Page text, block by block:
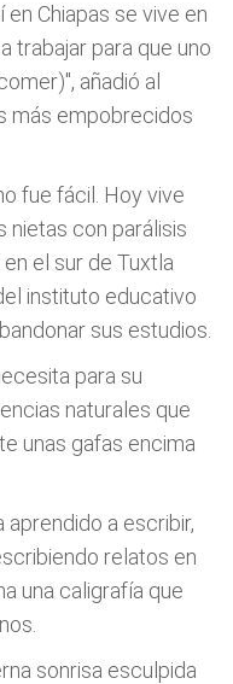
Chiapas se vive en
trabajar para que uno
añadió al
más empobrecidos
fue fácil. Hoy vive
nietas con parálisis
el sur de Tuxtla
instituto educativo
sus estudios.
para su
naturales que
unas gafas encima
aprendido a escribir,
relatos en
una caligrafía que
sonrisa esculpida